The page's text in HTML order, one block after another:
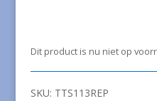
Dit product is nu niet op
SKU: TTS113REP